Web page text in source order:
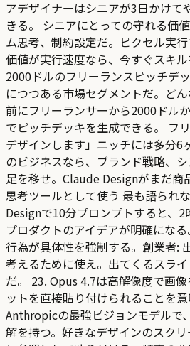
アデザイナーはシニアが3日かけて
きる。 シニアにとっての守れる価
ム思考、制約設定だ。ピクセル実
価値が実行速度なら、今すぐスキ
2000ドルのフリーランスピッチデ
につつある市場セグメントだ。ど
前にフリーランサーから2000ドル
でピッチデッキを生成できる。 フ
デザインします」ニッチには多分6
のビジネスなら、ブランド戦略、
足を移せ。Claude Designがまだ商
思考ツールとして使う 最も語られ
Designで10分プロンプトすると、
プロダクトのアイデアが明確にな
行為が具体性を強制する。創業者:
考えるために使え。出てくるスラ
だ。 23. Opus 4.7は高解像度で画
ットを直接貼り付けられることを
Anthropicの最強ビジョンモデルで
解を持つ。好きなデザインのスク